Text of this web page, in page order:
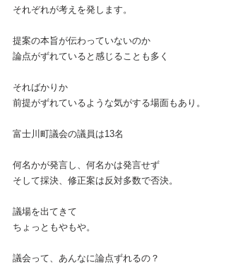
それぞれが考えを発します。
提案の本旨が伝わっていないのか
論点がずれていると感じることも多く
そればかりか
前提がずれているような気がする場面もあり。
富士川町議会の議員は13名
何名かが発言し、何名かは発言せず
そして採決、修正案は反対多数で否決。
議場を出てきて
ちょっともやもや。
議会って、あんなに論点ずれるの？